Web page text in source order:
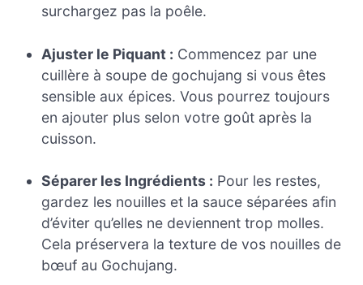
surchargez pas la poêle.
Ajuster le Piquant : Commencez par une
cuillère à soupe de gochujang si vous êtes
sensible aux épices. Vous pourrez toujours
en ajouter plus selon votre goût après la
cuisson.
Séparer les Ingrédients : Pour les restes,
gardez les nouilles et la sauce séparées afin
d’éviter qu’elles ne deviennent trop molles.
Cela préservera la texture de vos nouilles de
bœuf au Gochujang.